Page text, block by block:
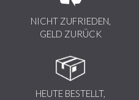
NICHT ZUFRIEDEN,
GELD ZURÜCK
HEUTE BESTELLT,